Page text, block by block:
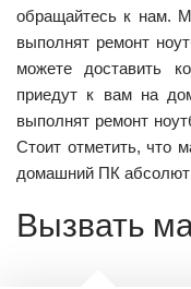
обращайтесь к нам.
выполнят ремонт
можете доставить
приедут к вам на
выполнят ремонт
Стоит отметить, что
домашний ПК
Вызвать